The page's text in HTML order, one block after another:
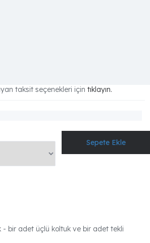
taksit seçenekleri için tıklayın.
- bir adet üçlü koltuk ve bir adet tekli